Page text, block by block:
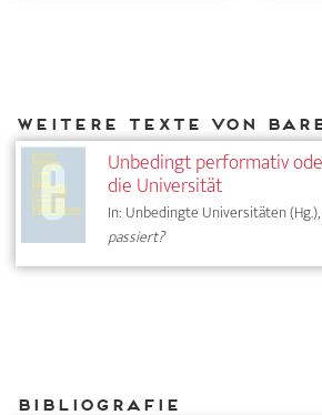
Unbedingt performativ
die Universität
In: Unbedingte Universitäten (Hg.),
passiert?
Bibliografie